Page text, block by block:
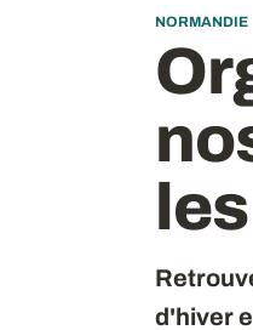
NORMANDIE
d'hiver